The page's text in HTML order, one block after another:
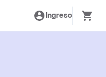
Ingreso